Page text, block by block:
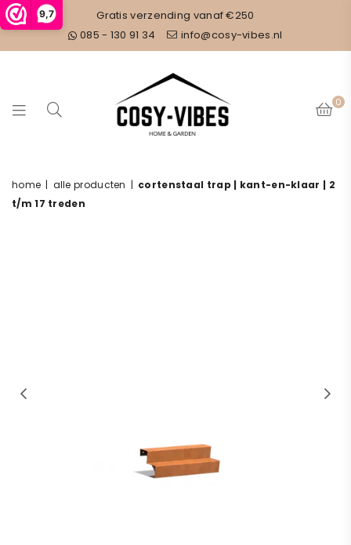
9,7
Gratis verzending vanaf €250
085 - 130 91 34
info@cosy-vibes.nl
COSY
VIBES
0
home | alle producten | cortenstaal trap | kant-en-klaar | 2
t/m 17 treden